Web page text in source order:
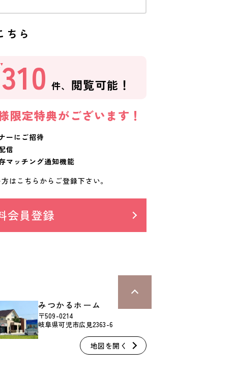
ちら
310 件、 閲覧可能！
限定特典がございます！
ーにご招待
信
マッチング通知機能
はこちらからご登録下さい。
会員登録
みつかるホーム
〒509-0214
岐阜県可児市広見2363-6
地図を開く